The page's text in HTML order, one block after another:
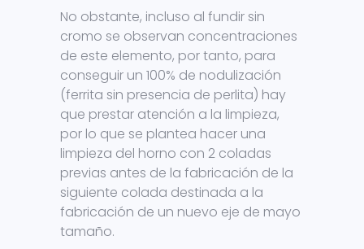
No obstante, incluso al fundir sin
cromo se observan concentraciones
de este elemento, por tanto, para
conseguir un 100% de nodulización
(ferrita sin presencia de perlita) hay
que prestar atención a la limpieza,
por lo que se plantea hacer una
limpieza del horno con 2 coladas
previas antes de la fabricación de la
siguiente colada destinada a la
fabricación de un nuevo eje de mayo
tamaño.